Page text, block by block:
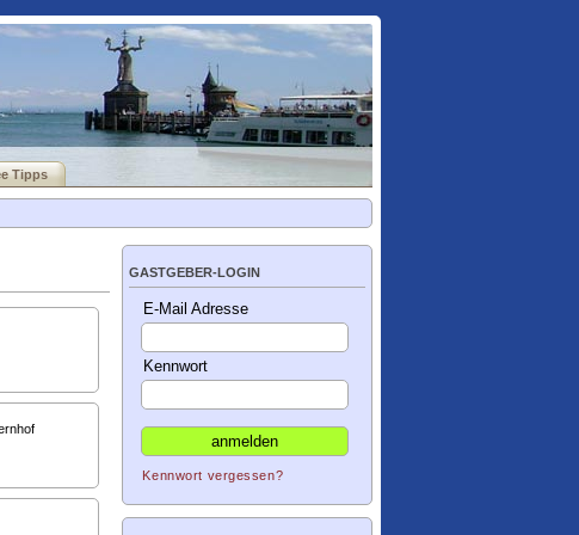
Tipps
GASTGEBER-LOGIN
E-Mail Adresse
Kennwort
Kennwort vergessen?